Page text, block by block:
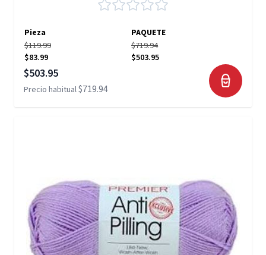
Pieza
PAQUETE
$119.99
$83.99
$719.94
$503.95
Precio especial
$503.95
Precio habitual$719.94